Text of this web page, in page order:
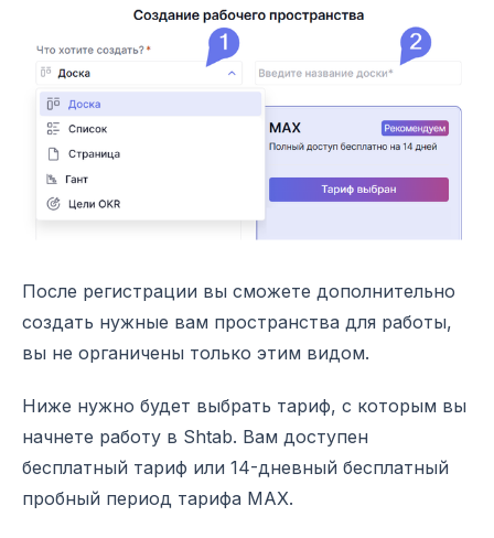
После регистрации вы сможете дополнительно
создать нужные вам пространства для работы,
вы не органичены только этим видом.
Ниже нужно будет выбрать тариф, с которым вы
начнете работу в Shtab. Вам доступен
бесплатный тариф или 14-дневный бесплатный
пробный период тарифа MAX.